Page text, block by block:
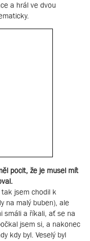
a hrál ve dvou
pocit, že je musel mít
tak jsem chodil k
na malý buben), ale
smáli a říkali, ať se na
jsem si, a nakonec
kdy byl. Veselý byl